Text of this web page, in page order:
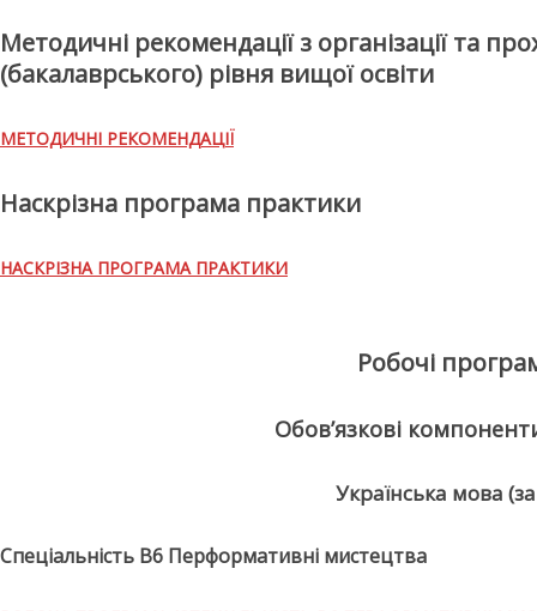
Методичні рекомендації з організації та
(бакалаврського) рівня вищої освіти
МЕТОДИЧНІ РЕКОМЕНДАЦІЇ
Наскрізна програма практики
НАСКРІЗНА ПРОГРАМА ПРАКТИКИ
Робочі
Обов’язкові
Українська мова
Спеціальність В6 Перформативні мистецтва